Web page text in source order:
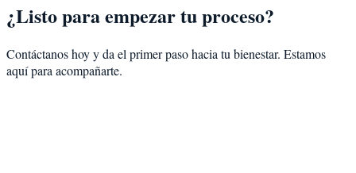
¿Listo para empezar tu proceso?
Contáctanos hoy y da el primer paso hacia tu bienestar. Estamos
aquí para acompañarte.